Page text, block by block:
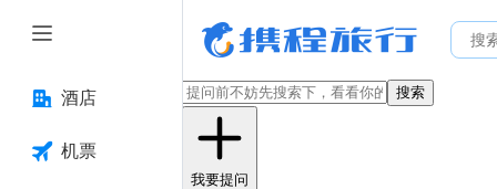
酒店
机票
搜索
我要提问